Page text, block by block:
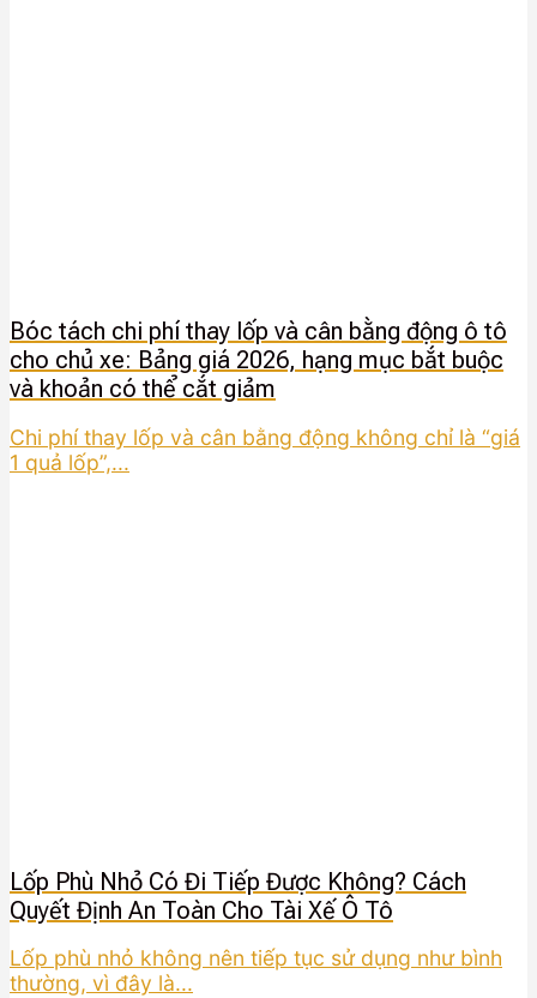
Bóc tách chi phí thay lốp và cân bằng động ô tô
cho chủ xe: Bảng giá 2026, hạng mục bắt buộc
và khoản có thể cắt giảm
Chi phí thay lốp và cân bằng động không chỉ là “giá
1 quả lốp”,...
Lốp Phù Nhỏ Có Đi Tiếp Được Không? Cách
Quyết Định An Toàn Cho Tài Xế Ô Tô
Lốp phù nhỏ không nên tiếp tục sử dụng như bình
thường, vì đây là...